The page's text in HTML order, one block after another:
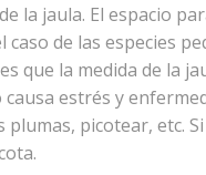
la jaula. El espacio
de las especies
que la medida de la
estrés y
picotear, etc.